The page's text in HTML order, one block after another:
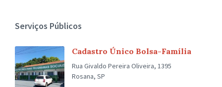
Serviços Públicos
Cadastro Único Bolsa-Família
Rua Givaldo Pereira Oliveira, 1395
Rosana, SP